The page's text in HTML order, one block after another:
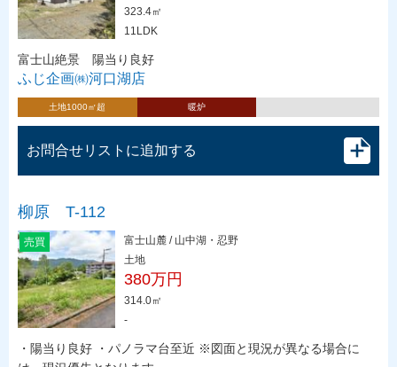
323.4㎡
11LDK
富士山絶景 陽当り良好
ふじ企画㈱河口湖店
土地1000㎡超 暖炉
お問合せリストに追加する
柳原 T-112
売買
富士山麓 / 山中湖・忍野
土地
380万円
314.0㎡
-
・陽当り良好 ・パノラマ台至近 ※図面と現況が異なる場合に